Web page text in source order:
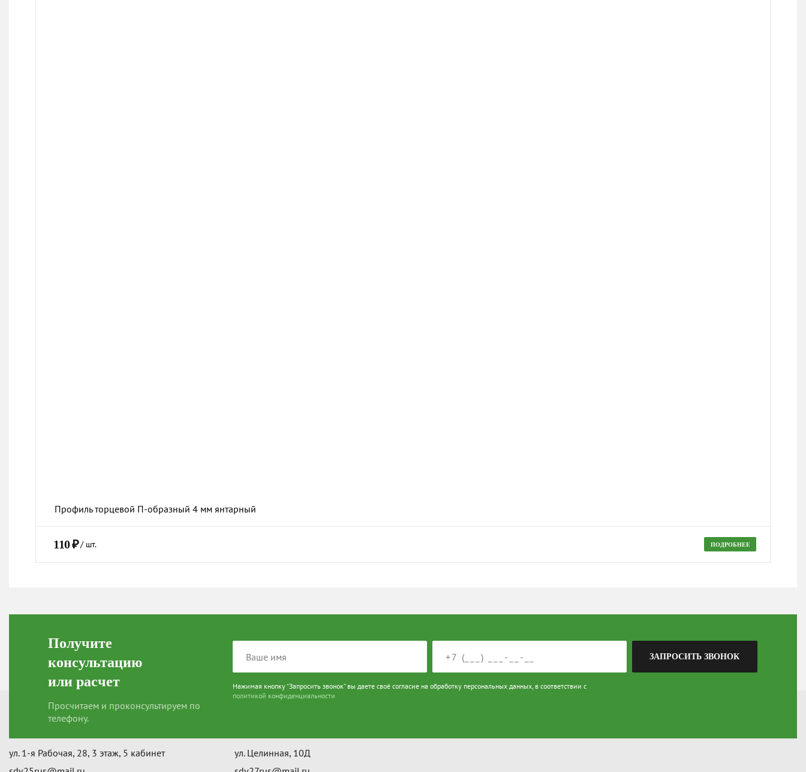
Профиль торцевой П-образный 4 мм янтарный
110₽/ шт. ПОДРОБНЕЕ
Получите
консультацию
или расчет
Просчитаем и проконсультируем по
телефону.
ЗАПРОСИТЬ ЗВОНОК
Нажимая кнопку “Запросить звонок” вы даете своё согласие на обработку персональных данных, в соответствии с
политикой конфиденциальности
ул. 1-я Рабочая, 28, 3 этаж, 5 кабинет
ул. Целинная, 10Д